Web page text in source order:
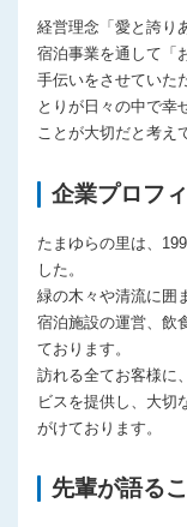
経営理念「愛と誇り
宿泊事業を通して「
手伝いをさせていた
とりが日々の中で幸
ことが大切だと考え
企業プロフ
たまゆらの里は、
した。
緑の木々や清流に囲
宿泊施設の運営、飲
ております。
訪れる全てお客様に
ビスを提供し、大切
がけております。
先輩が語る